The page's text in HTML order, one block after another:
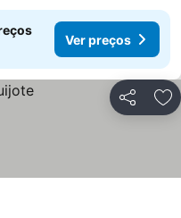
Ver preços
Partilhar